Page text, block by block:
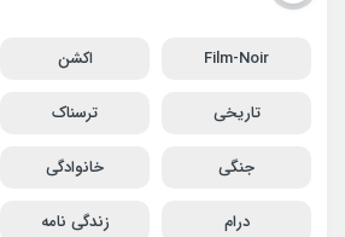
Film-Noir اکشن
تاریخی ترسناک
جنگی خانوادگی
درام زندگی نامه